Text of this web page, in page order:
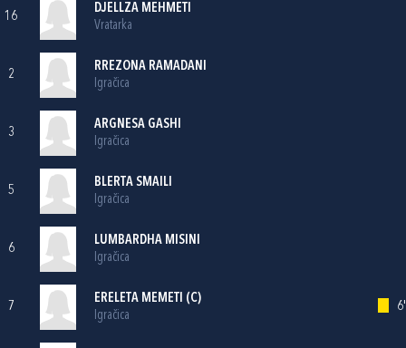
16
DJELLZA MEHMETI
Vratarka
2
RREZONA RAMADANI
Igračica
3
ARGNESA GASHI
Igračica
5
BLERTA SMAILI
Igračica
6
LUMBARDHA MISINI
Igračica
7
ERELETA MEMETI (C)
Igračica
6'